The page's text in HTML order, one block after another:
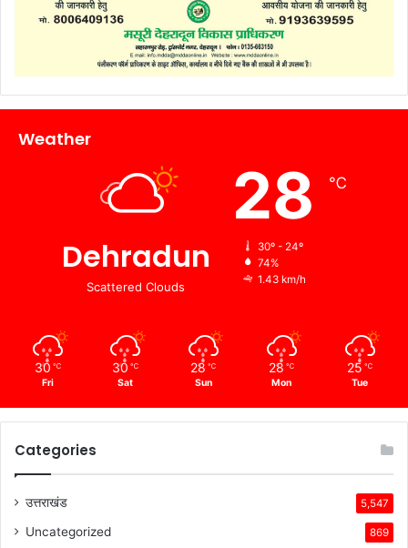
Weather
Dehradun
Scattered Clouds
28 ℃
30º - 24º
74%
1.43 km/h
30 ℃
Fri
30 ℃
Sat
28 ℃
Sun
28 ℃
Mon
25 ℃
Tue
Categories
उत्तराखंड 5,547
Uncategorized 869